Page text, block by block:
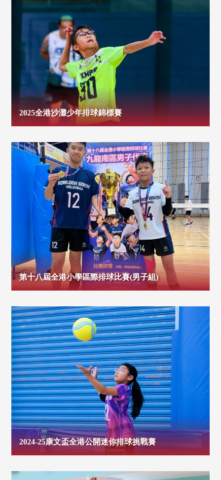
2025全港沙灘少年排球錦標賽
第十八屆全港小學區際排球比賽(男子組)
2024-25康文盃全港公開迷你排球挑戰賽